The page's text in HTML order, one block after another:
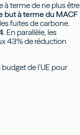
à terme de ne plus être
but à terme du MACF
fuites de carbone.
. En parallèle, les
43% de réduction
de l’UE pour